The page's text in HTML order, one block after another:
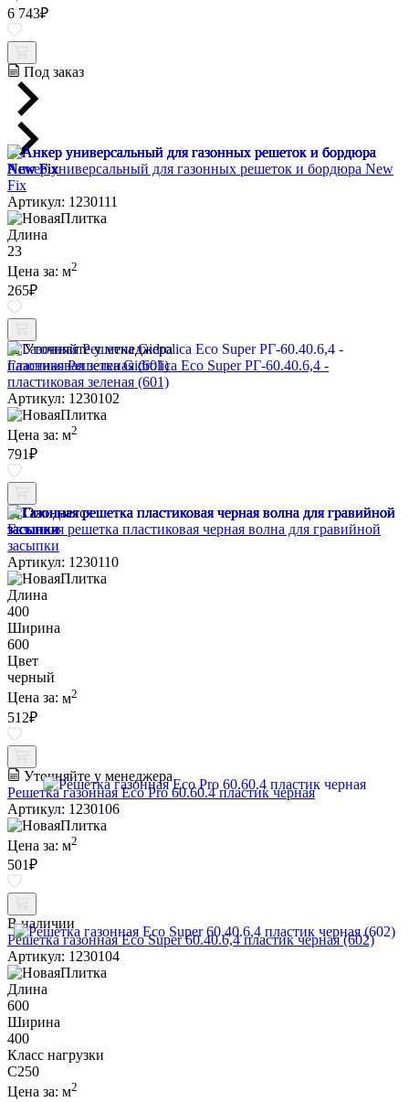
6 743₽
Под заказ
Анкер универсальный для газонных решеток и бордюра New
Fix
Артикул: 1230111
Длина
23
Цена за: м2
265₽
Уточняйте у менеджера
Газонная Решетка Gidrolica Eco Super РГ-60.40.6,4 -
пластиковая зеленая (601)
Артикул: 1230102
Цена за: м2
791₽
Ожидается
Газонная решетка пластиковая черная волна для гравийной
засыпки
Артикул: 1230110
Длина
400
Ширина
600
Цвет
черный
Цена за: м2
512₽
Уточняйте у менеджера
Решетка газонная Eco Pro 60.60.4 пластик черная
Артикул: 1230106
Цена за: м2
501₽
В наличии
Решетка газонная Eco Super 60.40.6,4 пластик черная (602)
Артикул: 1230104
Длина
600
Ширина
400
Класс нагрузки
C250
Цена за: м2